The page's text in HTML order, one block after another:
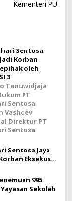
Kementeri PU
Tanuwidjaja
PT
Sentosa
Vashdev
Direktur PT
Sentosa
Sentosa Jaya
Eksekusi